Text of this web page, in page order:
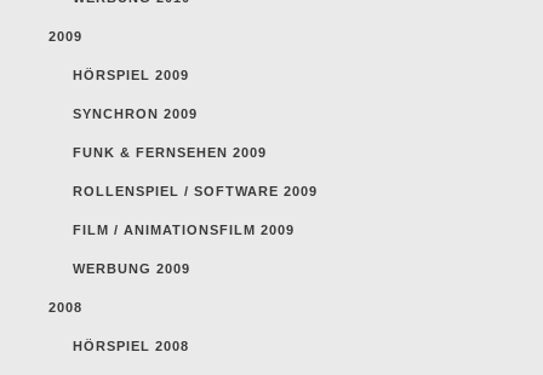
2009
HÖRSPIEL 2009
SYNCHRON 2009
FUNK & FERNSEHEN 2009
ROLLENSPIEL / SOFTWARE 2009
FILM / ANIMATIONSFILM 2009
WERBUNG 2009
2008
HÖRSPIEL 2008